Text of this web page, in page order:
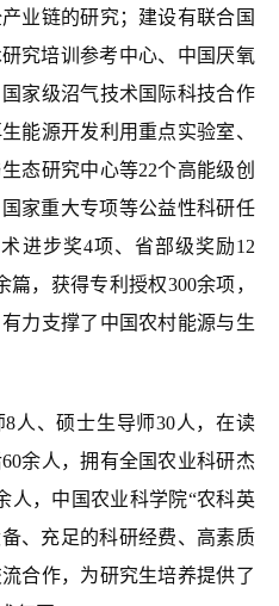
业链的研究；建设有联合国
究培训参考中心、中国厌氧
家级沼气技术国际科技合作
能源开发利用重点实验室、
态研究中心等22个高能级创
家重大专项等公益性科研任
进步奖4项、省部级奖励12
，获得专利授权300余项，
力支撑了中国农村能源与生
人、硕士生导师30人，在读
余人，拥有全国农业科研杰
人，中国农业科学院“农科英
、充足的科研经费、高素质
合作，为研究生培养提供了